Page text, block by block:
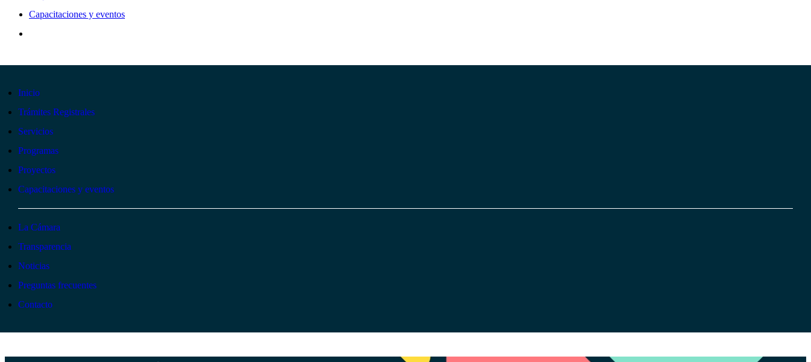
Capacitaciones y eventos
Inicio
Trámites Registrales
Servicios
Programas
Proyectos
Capacitaciones y eventos
La Cámara
Transparencia
Noticias
Preguntas frecuentes
Contacto